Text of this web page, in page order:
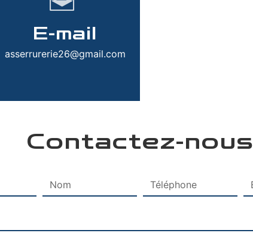
E-mail
asserrurerie26@gmail.com
Contactez-nous